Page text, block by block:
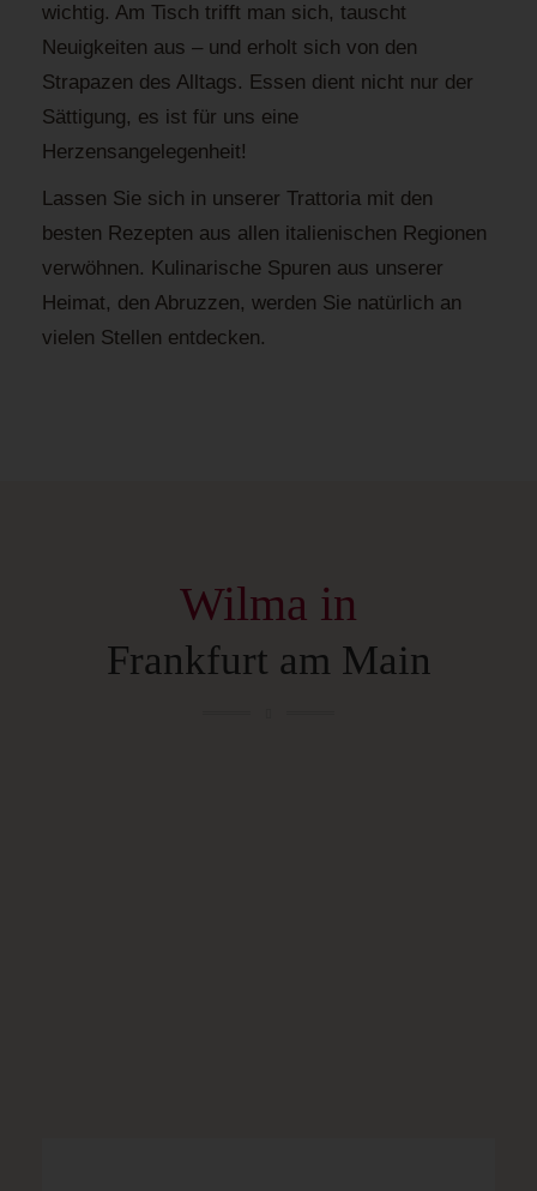
wichtig. Am Tisch trifft man sich, tauscht
Neuigkeiten aus – und erholt sich von den
Strapazen des Alltags. Essen dient nicht nur der
Sättigung, es ist für uns eine
Herzensangelegenheit!
Lassen Sie sich in unserer Trattoria mit den
besten Rezepten aus allen italienischen Regionen
verwöhnen. Kulinarische Spuren aus unserer
Heimat, den Abruzzen, werden Sie natürlich an
vielen Stellen entdecken.
Wilma in
Frankfurt am Main